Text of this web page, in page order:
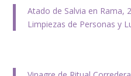
Atado de Salvia en Rama,
Limpiezas de Personas y